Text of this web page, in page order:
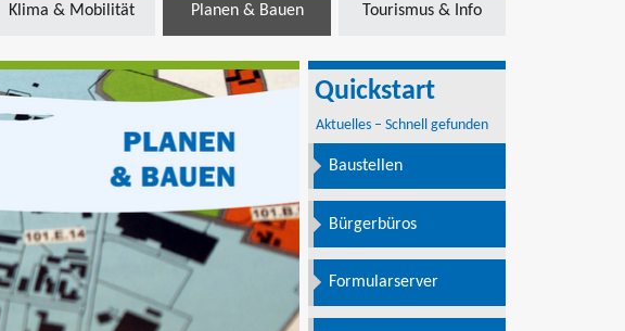
Klima & Mobilität Planen & Bauen Tourismus & Info
Quickstart
Aktuelles – Schnell gefunden
Baustellen
Bürgerbüros
Formularserver